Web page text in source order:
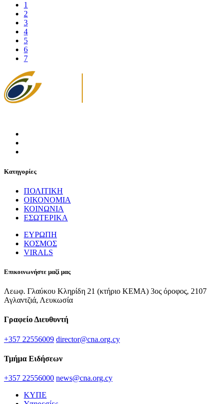
1
2
3
4
5
6
7
Κατηγορίες
ΠΟΛΙΤΙΚΗ
ΟΙΚΟΝΟΜΙΑ
ΚΟΙΝΩΝΙΑ
ΕΣΩΤΕΡΙΚΑ
ΕΥΡΩΠΗ
ΚΟΣΜΟΣ
VIRALS
Επικοινωνήστε μαζί μας
Λεωφ. Γλαύκου Κληρίδη 21 (κτήριο ΚΕΜΑ) 3ος όροφος, 2107
Αγλαντζιά, Λευκωσία
Γραφείο Διευθυντή
+357 22556009 director@cna.org.cy
Τμήμα Ειδήσεων
+357 22556000 news@cna.org.cy
ΚΥΠΕ